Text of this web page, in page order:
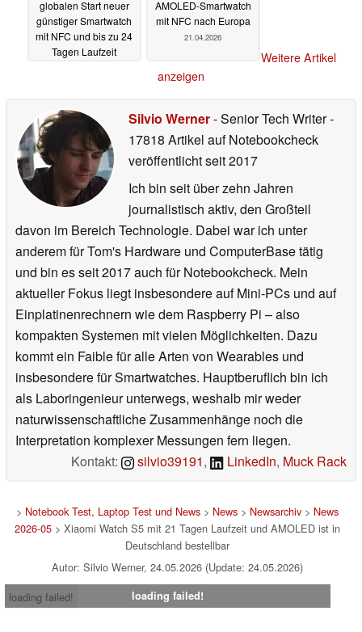
globalen Start neuer
günstiger Smartwatch
mit NFC und bis zu 24
Tagen Laufzeit
AMOLED-Smartwatch
mit NFC nach Europa
21.04.2026
Weitere Artikel
anzeigen
Silvio Werner- Senior Tech Writer-
17818 Artikel auf Notebookcheck
veröffentlichtseit 2017
Ich bin seit über zehn Jahren
journalistisch aktiv, den Großteil
davon im Bereich Technologie. Dabei war ich unter
anderem für Tom's Hardware und ComputerBase tätig
und bin es seit 2017 auch für Notebookcheck. Mein
aktueller Fokus liegt insbesondere auf Mini-PCs und auf
Einplatinenrechnern wie dem Raspberry Pi – also
kompakten Systemen mit vielen Möglichkeiten. Dazu
kommt ein Faible für alle Arten von Wearables und
insbesondere für Smartwatches. Hauptberuflich bin ich
als Laboringenieur unterwegs, weshalb mir weder
naturwissenschaftliche Zusammenhänge noch die
Interpretation komplexer Messungen fern liegen.
Kontakt:
silvio39191, LinkedIn, Muck Rack
> Notebook Test, Laptop Test und News> News> Newsarchiv> News
2026-05> Xiaomi Watch S5 mit 21 Tagen Laufzeit und AMOLED ist in
Deutschland bestellbar
Autor: Silvio Werner, 24.05.2026 (Update: 24.05.2026)
loading failed!
loading failed!